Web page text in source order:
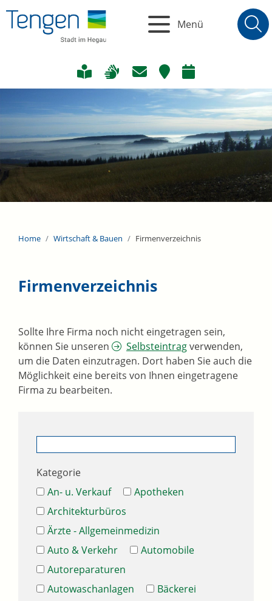
Menü
Home Wirtschaft & Bauen Firmenverzeichnis
Firmenverzeichnis
Sollte Ihre Firma noch nicht eingetragen sein,
können Sie unseren
Selbsteintragverwenden,
um die Daten einzutragen. Dort haben Sie auch die
Möglichkeit eine bereits von Ihnen eingetragene
Firma zu bearbeiten.
Kategorie
An- u. Verkauf
Apotheken
Architekturbüros
Ärzte - Allgemeinmedizin
Auto & Verkehr
Automobile
Autoreparaturen
Autowaschanlagen
Bäckerei